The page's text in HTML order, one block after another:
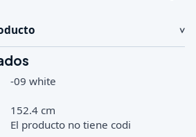
-09 white
152.4 cm
El producto no tiene codi